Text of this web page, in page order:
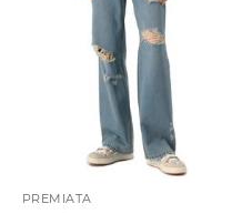
PREMIATA